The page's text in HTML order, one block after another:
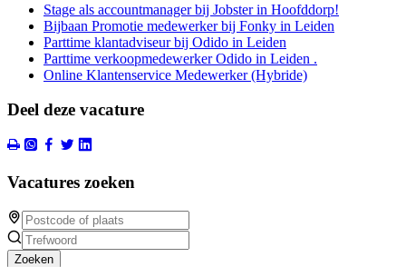
Stage als accountmanager bij Jobster in Hoofddorp!
Bijbaan Promotie medewerker bij Fonky in Leiden
Parttime klantadviseur bij Odido in Leiden
Parttime verkoopmedewerker Odido in Leiden .
Online Klantenservice Medewerker (Hybride)
Deel deze vacature
Vacatures zoeken
Zoeken